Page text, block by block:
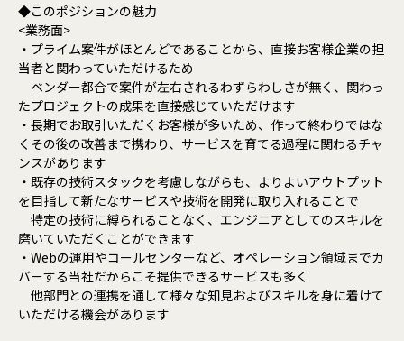
◆このポジションの魅力
<業務面>
・プライム案件がほとんどであることから、直接お客様企業の担
当者と関わっていただけるため
ベンダー都合で案件が左右されるわずらわしさが無く、関わっ
たプロジェクトの成果を直接感じていただけます
・長期でお取引いただくお客様が多いため、作って終わりではな
くその後の改善まで携わり、サービスを育てる過程に関わるチャ
ンスがあります
・既存の技術スタックを考慮しながらも、よりよいアウトプット
を目指して新たなサービスや技術を開発に取り入れることで
特定の技術に縛られることなく、エンジニアとしてのスキルを
磨いていただくことができます
・Webの運用やコールセンターなど、オペレーション領域までカ
バーする当社だからこそ提供できるサービスも多く
他部門との連携を通して様々な知見およびスキルを身に着けて
いただける機会があります